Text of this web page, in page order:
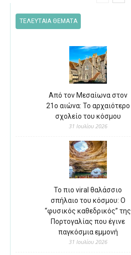
ΤΕΛΕΥΤΑΙΑ ΘΕΜΑΤΑ
Από τον Μεσαίωνα στον
21ο αιώνα: Το αρχαιότερο
σχολείο του κόσμου
31 Ιουλίου 2026
Το πιο viral θαλάσσιο
σπήλαιο του κόσμου: Ο
“φυσικός καθεδρικός” της
Πορτογαλίας που έγινε
παγκόσμια εμμονή
31 Ιουλίου 2026